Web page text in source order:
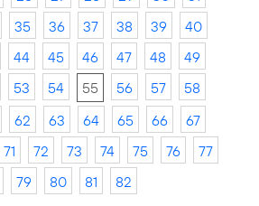
35 36 37 38 39
40
44 45 46 47 48
49
53 54 55 56 57
58
62 63 64 65 66
67
71 72 73 74 75 76
77
79 80 81 82